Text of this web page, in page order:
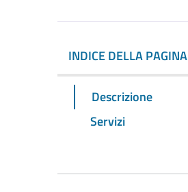
INDICE DELLA PAGINA
Descrizione
Servizi